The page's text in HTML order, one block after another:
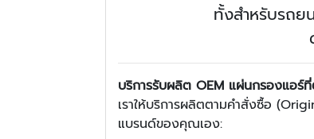
ทั้งสำหรับรถ
บริการรับผลิต OEM แผ่นกรองแอร์
เราให้บริการผลิตตามคำสั่งซื้อ
แบรนด์ของคุณเอง: